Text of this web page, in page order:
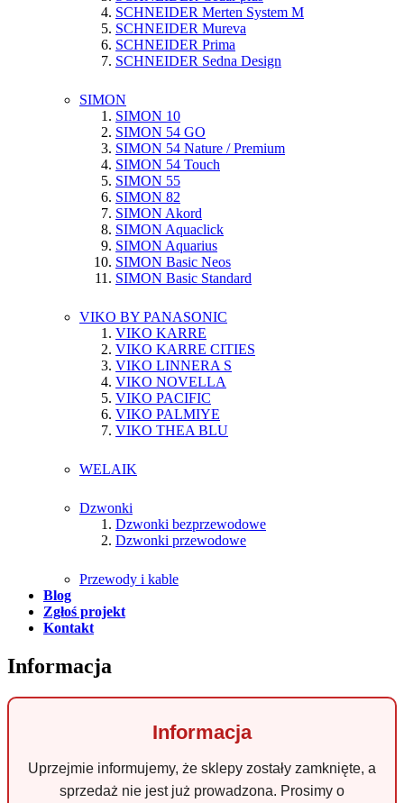
SCHNEIDER Merten System M
SCHNEIDER Mureva
SCHNEIDER Prima
SCHNEIDER Sedna Design
SIMON
SIMON 10
SIMON 54 GO
SIMON 54 Nature / Premium
SIMON 54 Touch
SIMON 55
SIMON 82
SIMON Akord
SIMON Aquaclick
SIMON Aquarius
SIMON Basic Neos
SIMON Basic Standard
VIKO BY PANASONIC
VIKO KARRE
VIKO KARRE CITIES
VIKO LINNERA S
VIKO NOVELLA
VIKO PACIFIC
VIKO PALMIYE
VIKO THEA BLU
WELAIK
Dzwonki
Dzwonki bezprzewodowe
Dzwonki przewodowe
Przewody i kable
Blog
Zgłoś projekt
Kontakt
Informacja
Informacja
Uprzejmie informujemy, że sklepy zostały zamknięte, a
sprzedaż nie jest już prowadzona. Prosimy o